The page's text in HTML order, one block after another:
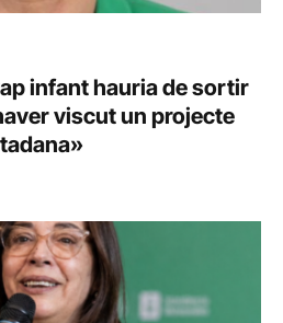
infant hauria de sortir
viscut un projecte